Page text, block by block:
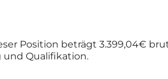
Position beträgt 3.399,04€
und Qualifikation.